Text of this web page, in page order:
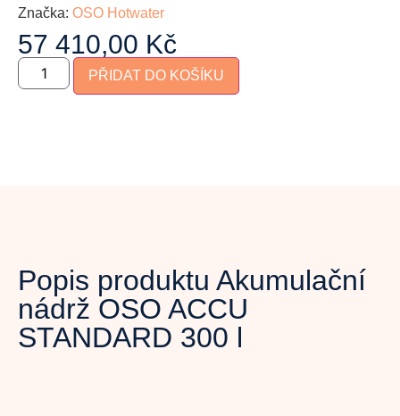
Značka: OSO Hotwater
57 410,00 Kč
PŘIDAT DO KOŠÍKU
Popis produktu Akumulační
nádrž OSO ACCU
STANDARD 300 l